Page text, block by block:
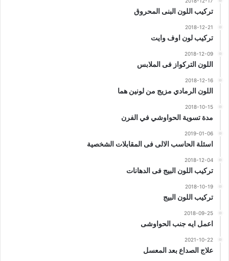
تركيب اللون البنى المحروق
2018-12-21
تركيب لون اوف وايت
2018-12-09
اللون التركواز فى الملابس
2018-12-16
اللون الرمادي مزيج من لونين هما
2018-10-15
مدة تسوية الحواوشي في الفرن
2019-01-06
اسئلة الحاسب الالى فى المقابلات الشخصية
2018-12-04
تركيب اللون البيج فى الدهانات
2018-10-19
تركيب اللون البيج
2018-09-25
اعمل ايه جنب الحواوشى
2021-10-22
علاج الصداع بعد المعسل